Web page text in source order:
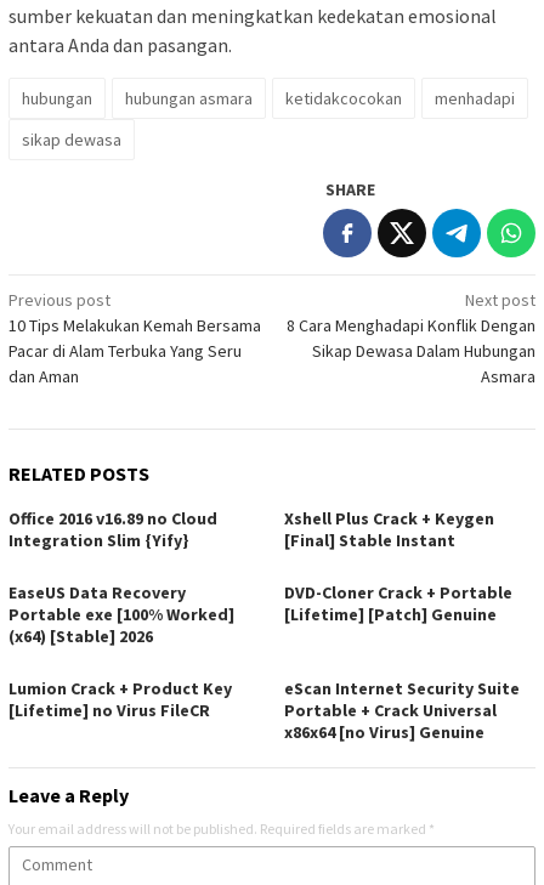
sumber kekuatan dan meningkatkan kedekatan emosional
antara Anda dan pasangan.
hubungan hubungan asmara ketidakcocokan
menhadapi
sikap dewasa
SHARE
Post
navigation
Previous post
10 Tips Melakukan Kemah Bersama
Pacar di Alam Terbuka Yang Seru
dan Aman
Next post
8 Cara Menghadapi Konflik Dengan
Sikap Dewasa Dalam Hubungan
Asmara
RELATED POSTS
Office 2016 v16.89 no Cloud
Integration Slim {Yify}
Xshell Plus Crack + Keygen
[Final] Stable Instant
EaseUS Data Recovery
Portable exe [100% Worked]
(x64) [Stable] 2026
DVD-Cloner Crack + Portable
[Lifetime] [Patch] Genuine
Lumion Crack + Product Key
[Lifetime] no Virus FileCR
eScan Internet Security Suite
Portable + Crack Universal
x86x64 [no Virus] Genuine
Leave a Reply
Your email address will not be published. Required fields are marked *